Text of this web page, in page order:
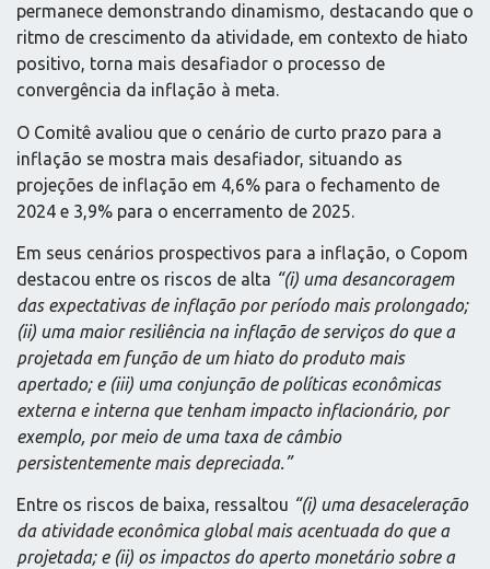
permanece demonstrando dinamismo, destacando que o
ritmo de crescimento da atividade, em contexto de hiato
positivo, torna mais desafiador o processo de
convergência da inflação à meta.
O Comitê avaliou que o cenário de curto prazo para a
inflação se mostra mais desafiador, situando as
projeções de inflação em 4,6% para o fechamento de
2024 e 3,9% para o encerramento de 2025.
Em seus cenários prospectivos para a inflação, o Copom
destacou entre os riscos de alta “(i) uma desancoragem
das expectativas de inflação por período mais prolongado;
(ii) uma maior resiliência na inflação de serviços do que a
projetada em função de um hiato do produto mais
apertado; e (iii) uma conjunção de políticas econômicas
externa e interna que tenham impacto inflacionário, por
exemplo, por meio de uma taxa de câmbio
persistentemente mais depreciada.”
Entre os riscos de baixa, ressaltou “(i) uma desaceleração
da atividade econômica global mais acentuada do que a
projetada; e (ii) os impactos do aperto monetário sobre a